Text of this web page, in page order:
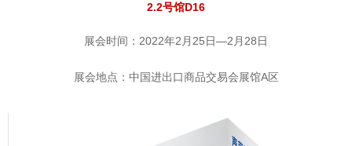
2.2号馆D16
展会时间：2022年2月25日—2月28日
展会地点：中国进出口商品交易会展馆A区